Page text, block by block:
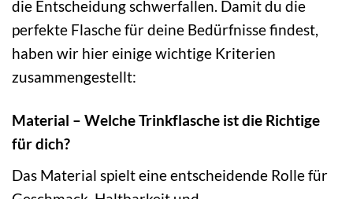
die Entscheidung schwerfallen. Damit du die
perfekte Flasche für deine Bedürfnisse findest,
haben wir hier einige wichtige Kriterien
zusammengestellt:
Material – Welche Trinkflasche ist die Richtige
für dich?
Das Material spielt eine entscheidende Rolle für